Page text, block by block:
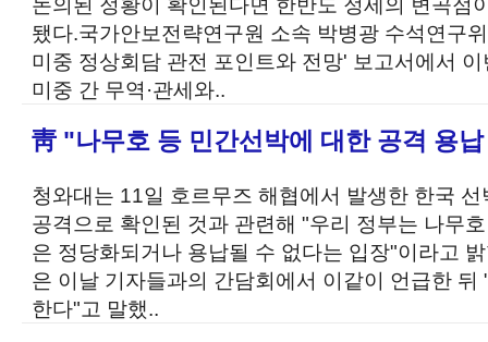
됐다.국가안보전략연구원 소속 박병광 수석연구
미중 정상회담 관전 포인트와 전망' 보고서에서
미중 간 무역·관세와..
靑 "나무호 등 민간선박에 대한 공격 용
청와대는 11일 호르무즈 해협에서 발생한 한국
공격으로 확인된 것과 관련해 "우리 정부는 나무
은 정당화되거나 용납될 수 없다는 입장"이라고
은 이날 기자들과의 간담회에서 이같이 언급한
한다"고 말했..